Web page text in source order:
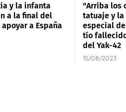
y la infanta
a la final del
a España
"Arriba los
tatuaje y
especial
tío
del Yak-42
15/08/2023